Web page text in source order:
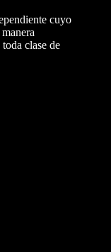
cuyo
clase de